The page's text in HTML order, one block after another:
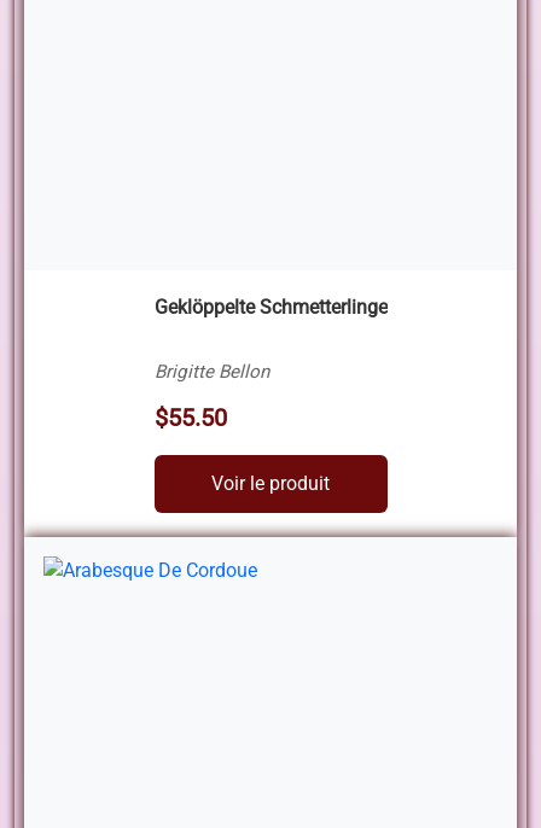
Geklöppelte Schmetterlinge
Brigitte Bellon
$55.50
Voir le produit